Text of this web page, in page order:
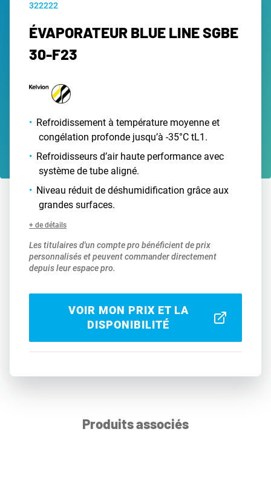
322222
ÉVAPORATEUR BLUE LINE SGBE
30-F23
Refroidissement à température moyenne et
congélation profonde jusqu’à -35°C tL1.
Refroidisseurs d’air haute performance avec
système de tube aligné.
Niveau réduit de déshumidification grâce aux
grandes surfaces.
+ de détails
Les titulaires d'un compte pro bénéficient de prix
personnalisés et peuvent commander directement
depuis leur espace pro.
VOIR MON PRIX ET LA
DISPONIBILITÉ
Produits associés